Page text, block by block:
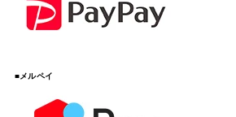
■メルペイ